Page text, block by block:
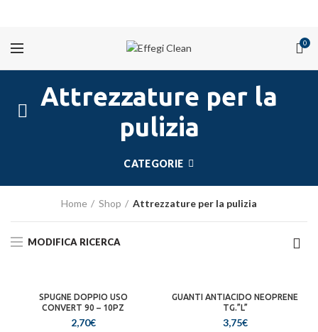
0
Attrezzature per la
pulizia
CATEGORIE
Home Shop Attrezzature per la pulizia
MODIFICA RICERCA
SPUGNE DOPPIO USO
CONVERT 90 – 10PZ
2,70€
GUANTI ANTIACIDO NEOPRENE
TG.”L”
3,75€